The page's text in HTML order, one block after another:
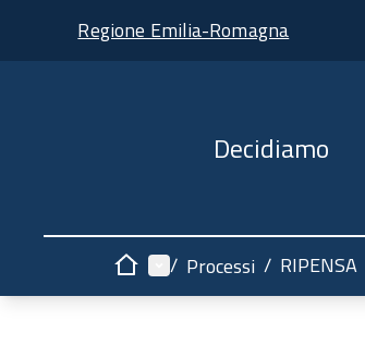
Regione Emilia-Romagna
Decidiamo
HomeMenù principale
/ Processi / RIPENSA